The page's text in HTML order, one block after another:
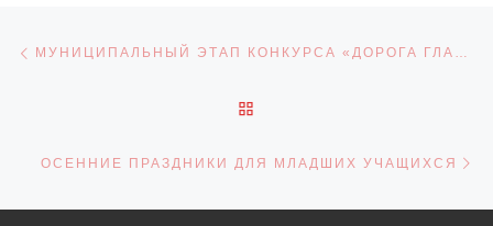
Навигация по записям МУНИЦИПАЛЬНЫЙ ЭТАП КОНКУРСА «ДОРОГА ГЛАЗАМИ ДЕТЕЙ»
ОСЕННИЕ ПРАЗДНИКИ ДЛЯ МЛАДШИХ УЧАЩИХСЯ